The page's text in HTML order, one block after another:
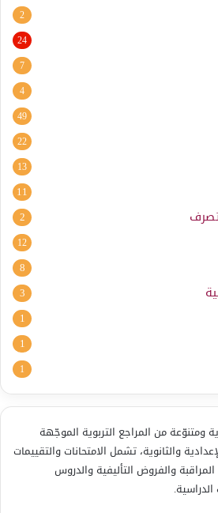
2
24
7
4
49
22
13
11
2
12
8
3
1
1
1
ومتنوّعة من المراجع التربوية الموجّهة
والثانوية، تشمل الامتحانات والتقييمات
والفروض التأليفية والدروس